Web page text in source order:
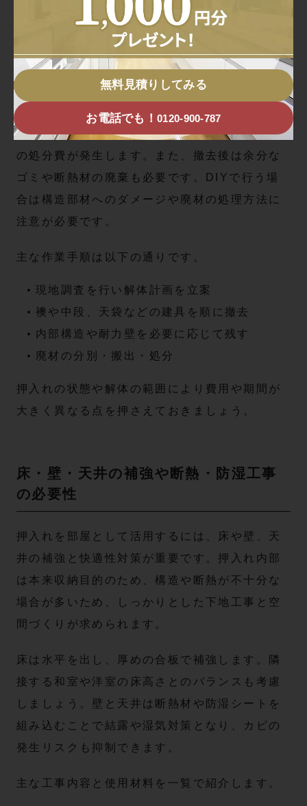
構造の確認を行い、解体範囲や作業手順をプラ
ンニングします。この調査は安全かつ効率的な
工事を進めるうえで欠かせません。強度を落と
さないように、柱や耐力壁は撤去せず残すのが
一般的です。
多くの場合、押入れの中段棚や襖の撤去、下地
の処分費が発生します。また、撤去後は余分な
ゴミや断熱材の廃棄も必要です。DIYで行う場
合は構造部材へのダメージや廃材の処理方法に
注意が必要です。
主な作業手順は以下の通りです。
現地調査を行い解体計画を立案
襖や中段、天袋などの建具を順に撤去
内部構造や耐力壁を必要に応じて残す
廃材の分別・搬出・処分
押入れの状態や解体の範囲により費用や期間が
大きく異なる点を押さえておきましょう。
床・壁・天井の補強や断熱・防湿工事
の必要性
押入れを部屋として活用するには、床や壁、天
井の補強と快適性対策が重要です。押入れ内部
は本来収納目的のため、構造や断熱が不十分な
場合が多いため、しっかりとした下地工事と空
間づくりが求められます。
床は水平を出し、厚めの合板で補強します。隣
接する和室や洋室の床高さとのバランスも考慮
しましょう。壁と天井は断熱材や防湿シートを
組み込むことで結露や湿気対策となり、カビの
発生リスクも抑制できます。
主な工事内容と使用材料を一覧で紹介します。
無料見積りしてみる
お電話でも！0120-900-787